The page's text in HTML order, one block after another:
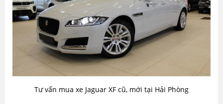
Tư vấn mua xe Jaguar XF cũ, mới tại Hải Phòng